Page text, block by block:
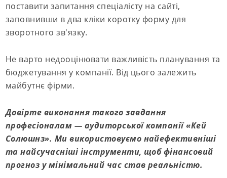
поставити запитання спеціалісту на сайті,
заповнивши в два кліки коротку форму для
зворотного зв'язку.
Не варто недооцінювати важливість планування та
бюджетування у компанії. Від цього залежить
майбутнє фірми.
Довірте виконання такого завдання
професіоналам — аудиторської компанії «Кей
Солюшнз». Ми використовуємо найефективніші
та найсучасніші інструменти, щоб фінансовий
прогноз у мінімальний час став реальністю.